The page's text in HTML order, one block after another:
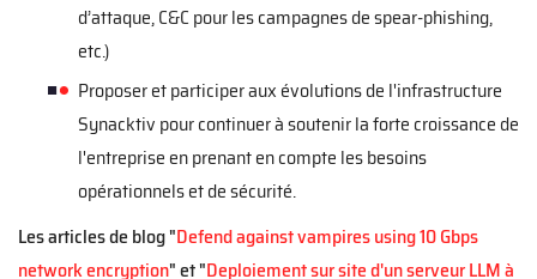
d’attaque, C&C pour les campagnes de spear-phishing,
etc.)
Proposer et participer aux évolutions de l'infrastructure
Synacktiv pour continuer à soutenir la forte croissance de
l'entreprise en prenant en compte les besoins
opérationnels et de sécurité.
Les articles de blog "Defend against vampires using 10 Gbps
network encryption" et "Deploiement sur site d'un serveur LLM à